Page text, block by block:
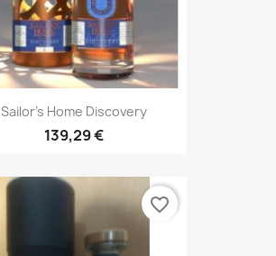
Sailor's Home Discovery
139,29 €
favorite_border